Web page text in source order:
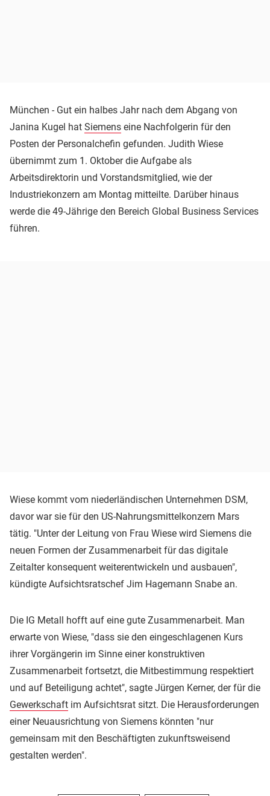
München - Gut ein halbes Jahr nach dem Abgang von
Janina Kugel hat Siemens eine Nachfolgerin für den
Posten der Personalchefin gefunden. Judith Wiese
übernimmt zum 1. Oktober die Aufgabe als
Arbeitsdirektorin und Vorstandsmitglied, wie der
Industriekonzern am Montag mitteilte. Darüber hinaus
werde die 49-Jährige den Bereich Global Business Services
führen.
Wiese kommt vom niederländischen Unternehmen DSM,
davor war sie für den US-Nahrungsmittelkonzern Mars
tätig. "Unter der Leitung von Frau Wiese wird Siemens die
neuen Formen der Zusammenarbeit für das digitale
Zeitalter konsequent weiterentwickeln und ausbauen",
kündigte Aufsichtsratschef Jim Hagemann Snabe an.
Die IG Metall hofft auf eine gute Zusammenarbeit. Man
erwarte von Wiese, "dass sie den eingeschlagenen Kurs
ihrer Vorgängerin im Sinne einer konstruktiven
Zusammenarbeit fortsetzt, die Mitbestimmung respektiert
und auf Beteiligung achtet", sagte Jürgen Kerner, der für die
Gewerkschaft im Aufsichtsrat sitzt. Die Herausforderungen
einer Neuausrichtung von Siemens könnten "nur
gemeinsam mit den Beschäftigten zukunftsweisend
gestalten werden".